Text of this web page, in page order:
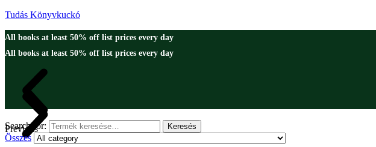
Tudás Könyvkuckó
All books at least 50% off list prices every day
All books at least 50% off list prices every day
Previous
Search for: Keresés
Összes